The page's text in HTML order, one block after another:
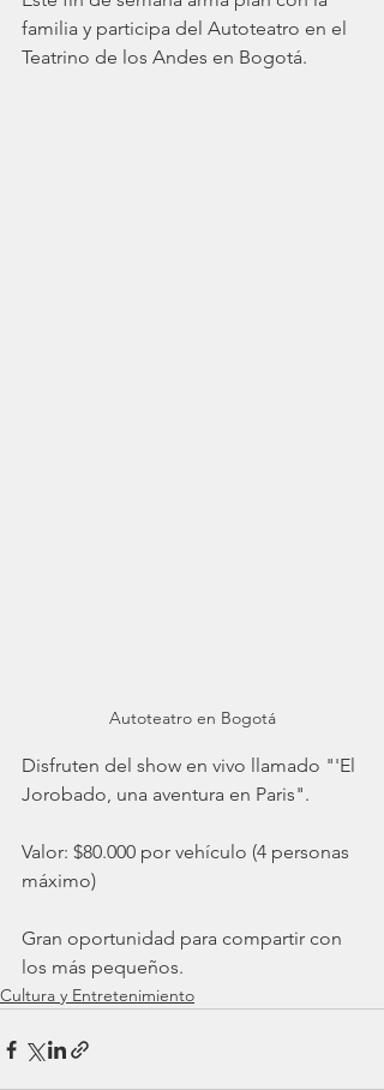
familia y participa del Autoteatro en el
Teatrino de los Andes en Bogotá.
Autoteatro en Bogotá
Disfruten del show en vivo llamado "'El
Jorobado, una aventura en Paris".
Valor: $80.000 por vehículo (4 personas
máximo)
Gran oportunidad para compartir con
los más pequeños.
Cultura y Entretenimiento